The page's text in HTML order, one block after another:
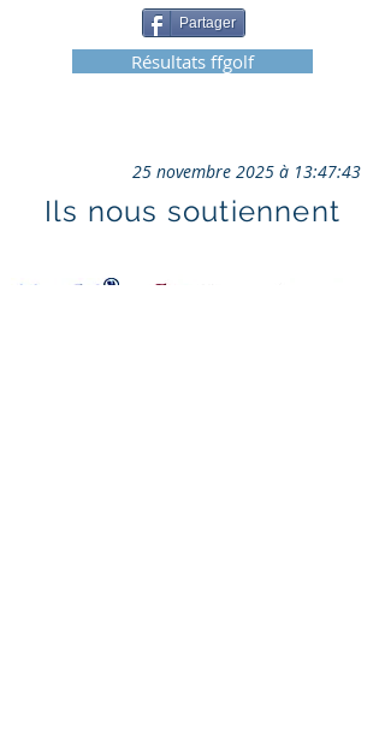
Partager
Résultats ffgolf
25 novembre 2025 à 13:47:43
Ils nous soutiennent